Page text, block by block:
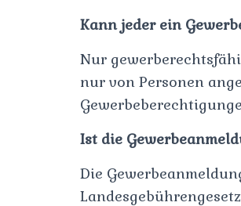
Kann jeder ein
Nur
nur von Personen
Ist die
Die